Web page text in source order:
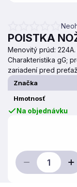
Priemerné
POISTKA
Menovitý prúd:
Charakteristika gG;
zariadení pred
Značka
Hmotnosť
Na objednávku